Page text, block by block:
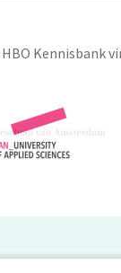
HBO Kennisbank